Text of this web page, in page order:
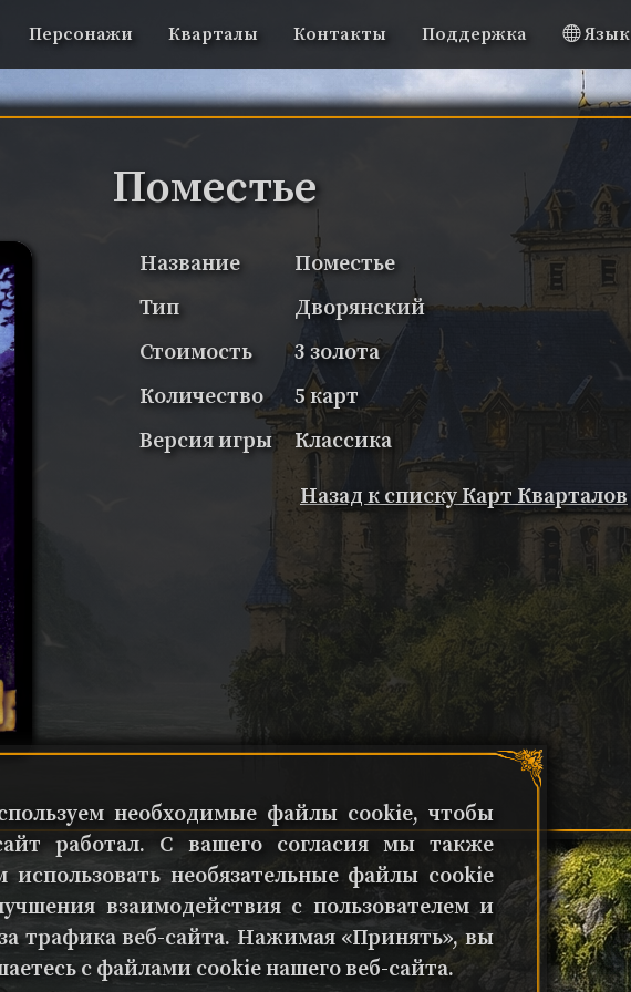
Персонажи Кварталы Контакты Поддержка Язык
Поместье
Название
Поместье
Тип
Дворянский
Стоимость
3 золота
Количество
5 карт
Версия игры
Классика
Назад к списку Карт Кварталов
необходимые файлы cookie, чтобы
работал. С вашего согласия мы также
использовать необязательные файлы cookie
взаимодействия с пользователем и
трафика веб-сайта. Нажимая «Принять», вы
с файлами cookie нашего веб-сайта.